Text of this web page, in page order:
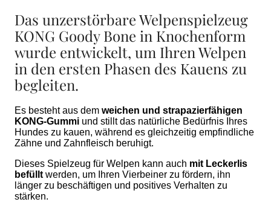
Das unzerstörbare Welpenspielzeug
KONG Goody Bone in Knochenform
wurde entwickelt, um Ihren Welpen
in den ersten Phasen des Kauens zu
begleiten.
Es besteht aus dem weichen und strapazierfähigen
KONG-Gummi und stillt das natürliche Bedürfnis Ihres
Hundes zu kauen, während es gleichzeitig empfindliche
Zähne und Zahnfleisch beruhigt.
Dieses Spielzeug für Welpen kann auch mit Leckerlis
befüllt werden, um Ihren Vierbeiner zu fördern, ihn
länger zu beschäftigen und positives Verhalten zu
stärken.